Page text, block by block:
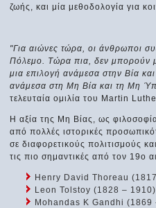
ζωής, και μία μεθοδολογία για
"Για αιώνες τώρα, οι άνθρωποι
Πόλεμο. Τώρα πια, δεν μπορούν
μια επιλογή ανάμεσα στην Βία
ανάμεσα στη Μη Βία και τη Μη
τελευταία ομιλία του Martin
Η αξία της Μη Βίας, ως
από πολλές ιστορικές
σε διαφορετικούς πολιτισμούς
τις πιο σημαντικές από τον 19ο
Henry David Thoreau
Leon Tolstoy (1828 –
Mohandas K Gandhi (1869